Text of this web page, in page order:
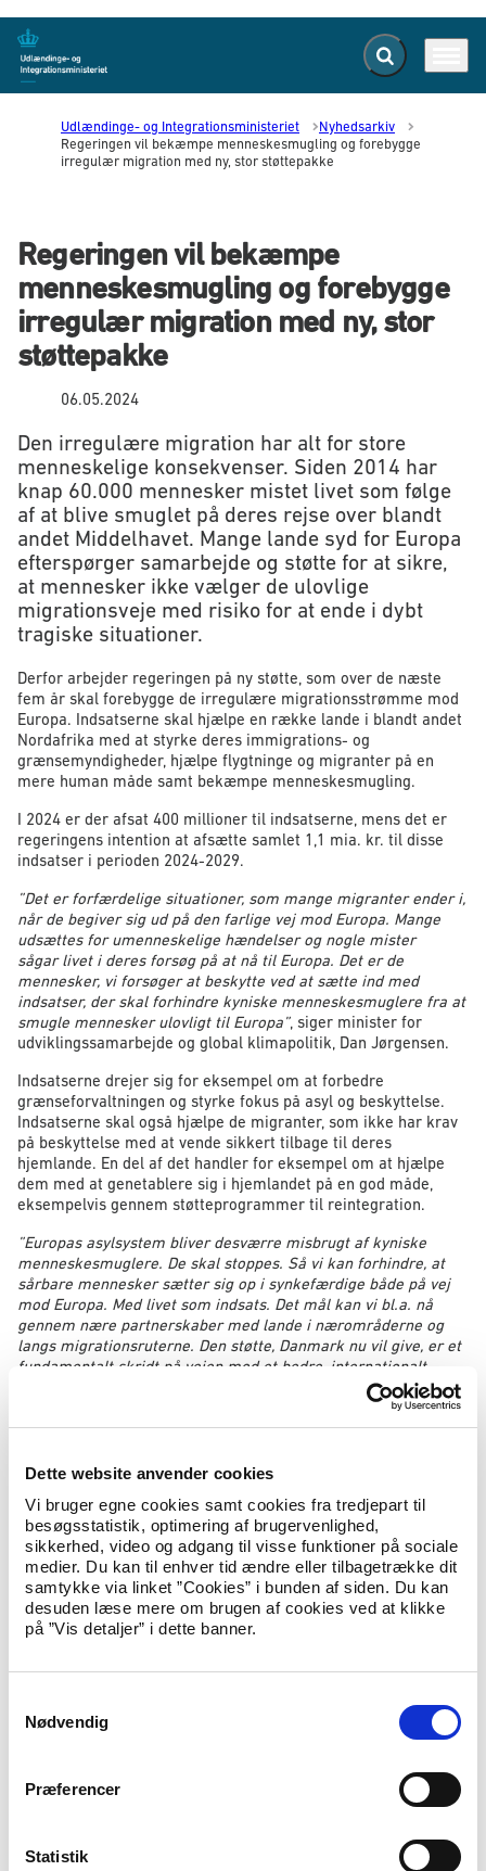
Dette website anvender cookies
Vi bruger egne cookies samt cookies fra tredjepart til
besøgsstatistik, optimering af brugervenlighed,
sikkerhed, video og adgang til visse funktioner på sociale
medier. Du kan til enhver tid ændre eller tilbagetrække dit
samtykke via linket ”Cookies” i bunden af siden. Du kan
desuden læse mere om brugen af cookies ved at klikke
på ”Vis detaljer” i dette banner.
Nødvendig
Præferencer
Statistik
Gå til forsiden Fold søgefelt ud
Udlændinge- og Integrationsministeriet
Nyhedsarkiv
Regeringen vil bekæmpe menneskesmugling og forebygge
irregulær migration med ny, stor støttepakke
Regeringen vil bekæmpe
menneskesmugling og forebygge
irregulær migration med ny, stor
støttepakke
06.05.2024
Den irregulære migration har alt for store
menneskelige konsekvenser. Siden 2014 har
knap 60.000 mennesker mistet livet som følge
af at blive smuglet på deres rejse over blandt
andet Middelhavet. Mange lande syd for Europa
efterspørger samarbejde og støtte for at sikre,
at mennesker ikke vælger de ulovlige
migrationsveje med risiko for at ende i dybt
tragiske situationer.
Derfor arbejder regeringen på ny støtte, som over de næste
fem år skal forebygge de irregulære migrationsstrømme mod
Europa. Indsatserne skal hjælpe en række lande i blandt andet
Nordafrika med at styrke deres immigrations- og
grænsemyndigheder, hjælpe flygtninge og migranter på en
mere human måde samt bekæmpe menneskesmugling.
I 2024 er der afsat 400 millioner til indsatserne, mens det er
regeringens intention at afsætte samlet 1,1 mia. kr. til disse
indsatser i perioden 2024-2029.
”Det er forfærdelige situationer, som mange migranter ender i,
når de begiver sig ud på den farlige vej mod Europa. Mange
udsættes for umenneskelige hændelser og nogle mister
sågar livet i deres forsøg på at nå til Europa. Det er de
mennesker, vi forsøger at beskytte ved at sætte ind med
indsatser, der skal forhindre kyniske menneskesmuglere fra at
smugle mennesker ulovligt til Europa”, siger minister for
udviklingssamarbejde og global klimapolitik, Dan Jørgensen.
Indsatserne drejer sig for eksempel om at forbedre
grænseforvaltningen og styrke fokus på asyl og beskyttelse.
Indsatserne skal også hjælpe de migranter, som ikke har krav
på beskyttelse med at vende sikkert tilbage til deres
hjemlande. En del af det handler for eksempel om at hjælpe
dem med at genetablere sig i hjemlandet på en god måde,
eksempelvis gennem støtteprogrammer til reintegration.
”Europas asylsystem bliver desværre misbrugt af kyniske
menneskesmuglere. De skal stoppes. Så vi kan forhindre, at
sårbare mennesker sætter sig op i synkefærdige både på vej
mod Europa. Med livet som indsats. Det mål kan vi bl.a. nå
gennem nære partnerskaber med lande i nærområderne og
langs migrationsruterne. Den støtte, Danmark nu vil give, er et
fundamentalt skridt på vejen mod et bedre, internationalt
asylsystem. Det er netop dette emne, vi også skal tale om på
, siger udlændinge-
og integrationsminister Kaare Dybvad Bek.
Baggrund
Den samlede støtte forventes at udgøre 1,1 mia. kr. i en
femårig periode mellem 2024-2029.
Støtten vil bestå af tre regionale migrationsprogrammer, som
finansieres med midler under Nærområde- og
Migrationsfonden på Finansloven. Støtten er betinget af
bevilgende myndigheders godkendelse.
Aktiviteter, der er møntet på forbedring af
statsborgere, herunder også gennem modtagelses- og
reintegrationsstøtte, hvilket kan ske i samarbejde med
understøtte samarbejdet med landene om tilbagetagelse.